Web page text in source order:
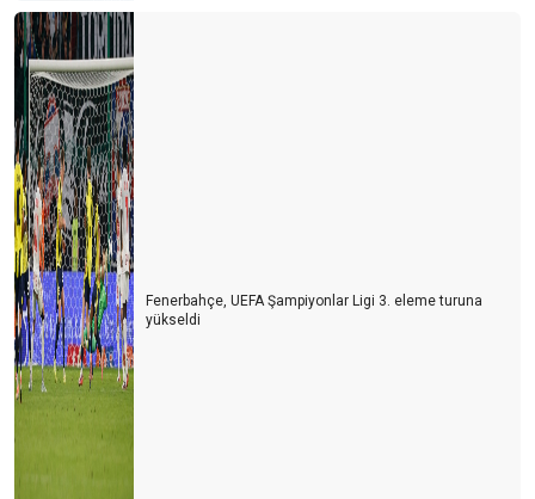
Fenerbahçe, UEFA Şampiyonlar Ligi 3. eleme turuna
yükseldi